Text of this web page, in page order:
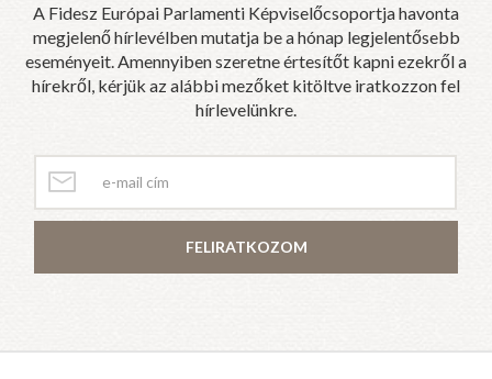
A Fidesz Európai Parlamenti Képviselőcsoportja havonta
megjelenő hírlevélben mutatja be a hónap legjelentősebb
eseményeit. Amennyiben szeretne értesítőt kapni ezekről a
hírekről, kérjük az alábbi mezőket kitöltve iratkozzon fel
hírlevelünkre.
FELIRATKOZOM